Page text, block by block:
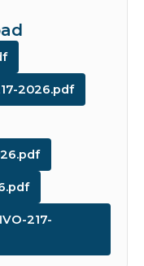
2026.pdf
217-